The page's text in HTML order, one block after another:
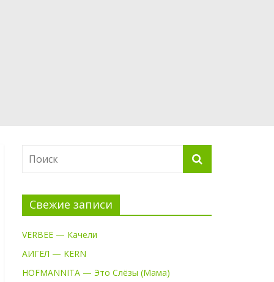
Свежие записи
VERBEE — Качели
АИГЕЛ — KERN
HOFMANNITA — Это Слёзы (Мама)